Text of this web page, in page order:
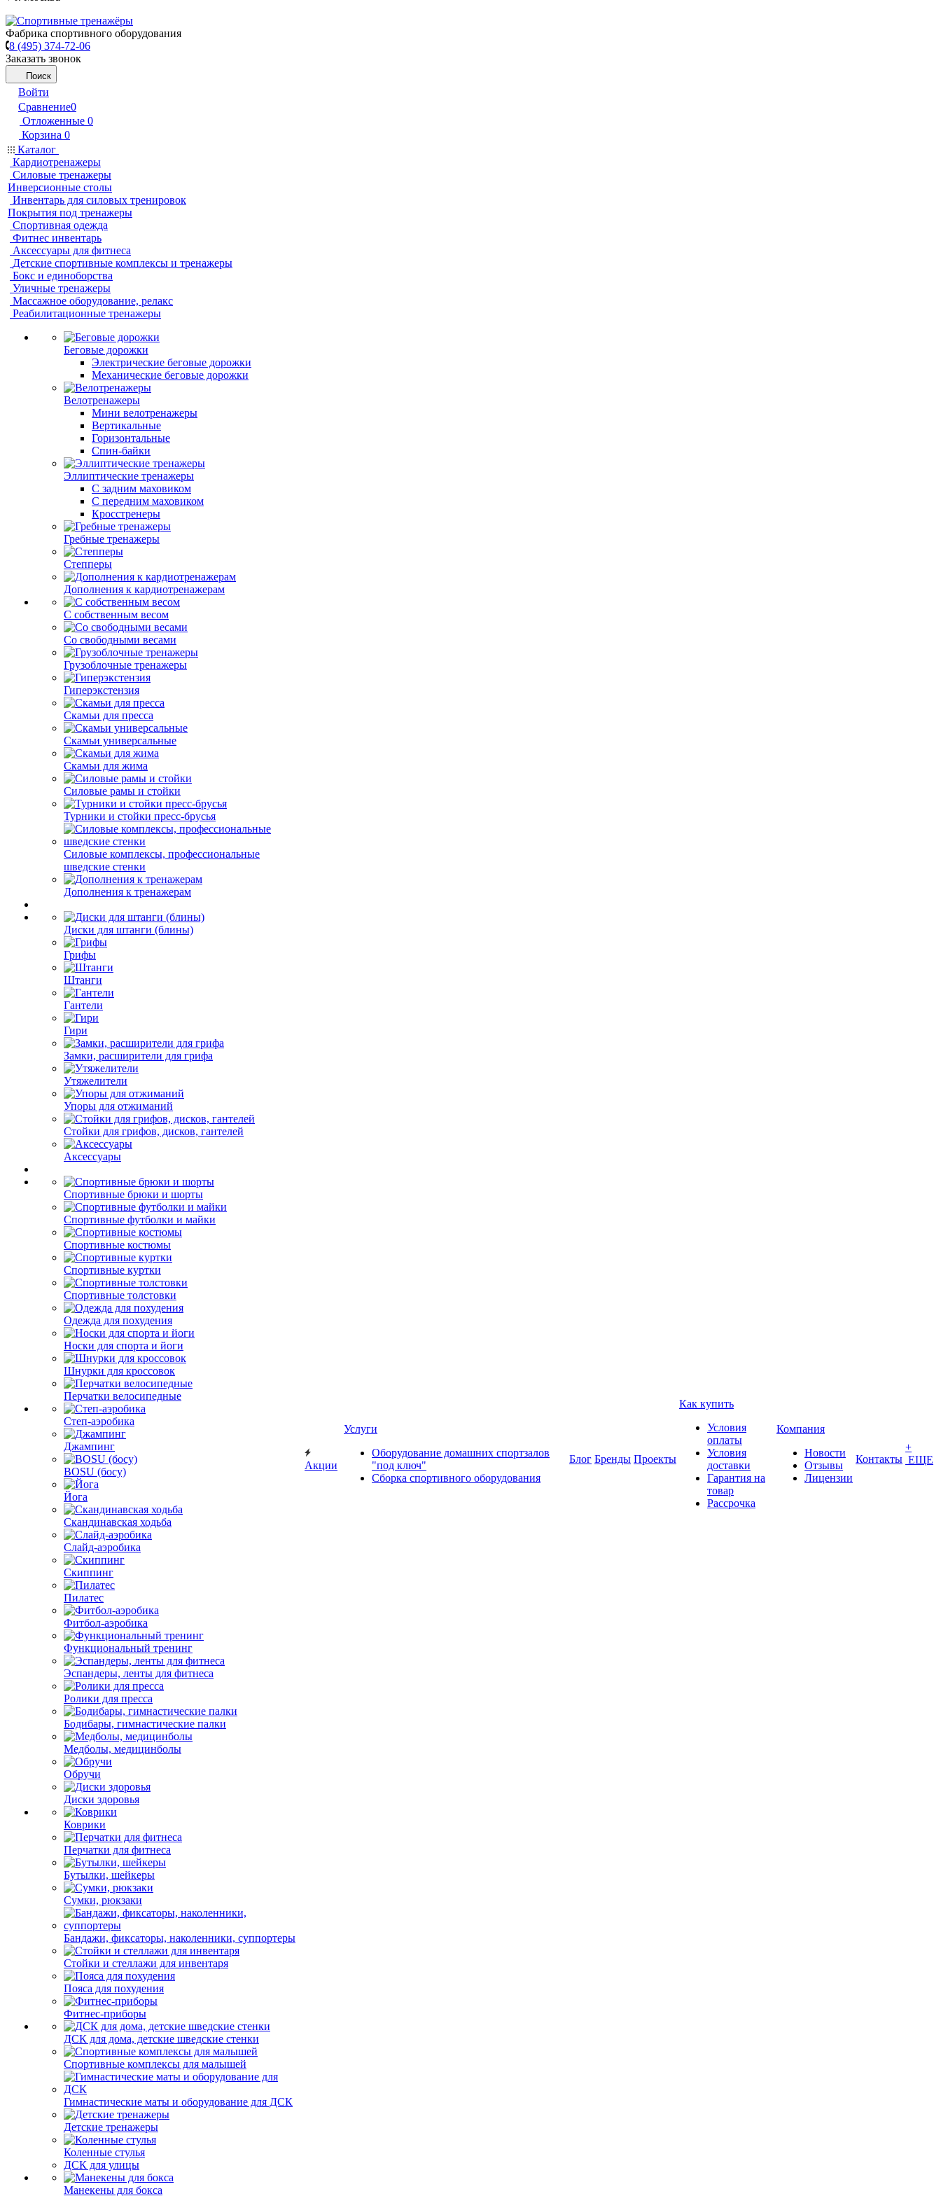
Фабрика спортивного оборудования
8 (495) 374-72-06
Заказать звонок
Поиск
Войти
Сравнение0
Отложенные 0
Корзина 0
Каталог
Кардиотренажеры
Силовые тренажеры
Инверсионные столы
Инвентарь для силовых тренировок
Покрытия под тренажеры
Спортивная одежда
Фитнес инвентарь
Аксессуары для фитнеса
Детские спортивные комплексы и тренажеры
Бокс и единоборства
Уличные тренажеры
Массажное оборудование, релакс
Реабилитационные тренажеры
Беговые дорожки
Электрические беговые дорожки
Механические беговые дорожки
Велотренажеры
Мини велотренажеры
Вертикальные
Горизонтальные
Спин-байки
Эллиптические тренажеры
С задним маховиком
С передним маховиком
Кросстренеры
Гребные тренажеры
Степперы
Дополнения к кардиотренажерам
С собственным весом
Со свободными весами
Грузоблочные тренажеры
Гиперэкстензия
Скамьи для пресса
Скамьи универсальные
Скамьи для жима
Силовые рамы и стойки
Турники и стойки пресс-брусья
Силовые комплексы, профессиональные
шведские стенки
Дополнения к тренажерам
Диски для штанги (блины)
Грифы
Штанги
Гантели
Гири
Замки, расширители для грифа
Утяжелители
Упоры для отжиманий
Стойки для грифов, дисков, гантелей
Аксессуары
Спортивные брюки и шорты
Спортивные футболки и майки
Спортивные костюмы
Спортивные куртки
Спортивные толстовки
Одежда для похудения
Носки для спорта и йоги
Шнурки для кроссовок
Перчатки велосипедные
Степ-аэробика
Джампинг
BOSU (босу)
Йога
Скандинавская ходьба
Слайд-аэробика
Скиппинг
Пилатес
Фитбол-аэробика
Функциональный тренинг
Эспандеры, ленты для фитнеса
Ролики для пресса
Бодибары, гимнастические палки
Медболы, медицинболы
Обручи
Диски здоровья
Коврики
Перчатки для фитнеса
Бутылки, шейкеры
Сумки, рюкзаки
Бандажи, фиксаторы, наколенники, суппортеры
Стойки и стеллажи для инвентаря
Пояса для похудения
Фитнес-приборы
ДСК для дома, детские шведские стенки
Спортивные комплексы для малышей
Гимнастические маты и оборудование для ДСК
Детские тренажеры
Коленные стулья
ДСК для улицы
Манекены для бокса
Акции
Услуги
Оборудование домашних спортзалов
"под ключ"
Сборка спортивного оборудования
Блог Бренды Проекты
Как купить
Условия
оплаты
Условия
доставки
Гарантия на
товар
Рассрочка
Компания
Новости
Отзывы
Лицензии
Контакты
+
ЕЩЕ